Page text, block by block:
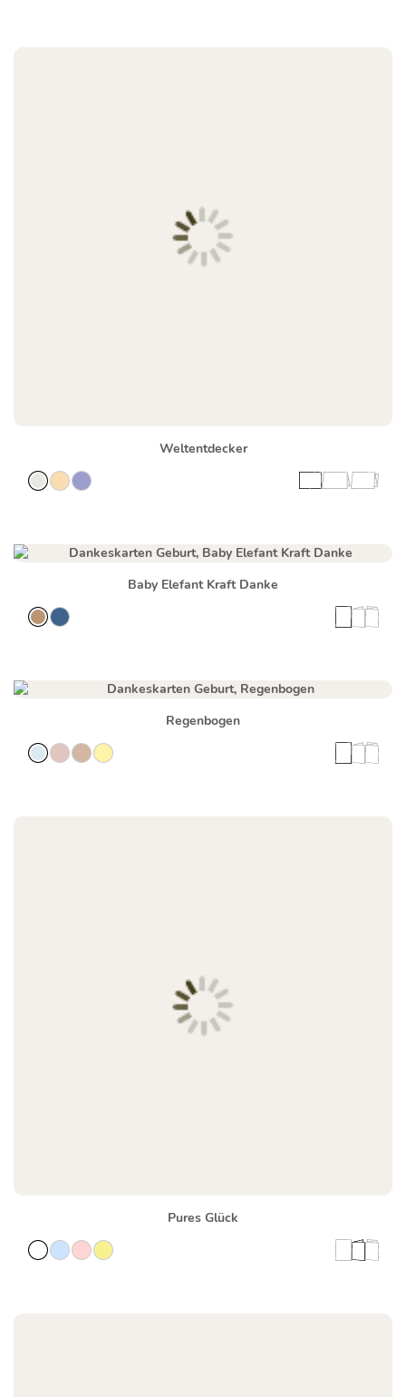
Weltentdecker
Baby Elefant Kraft Danke
Regenbogen
Pures Glück